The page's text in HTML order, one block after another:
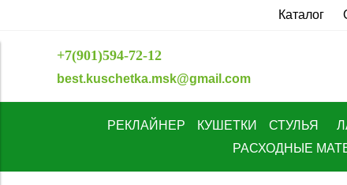
Каталог
+7(901)594-72-12
best.kuschetka.msk@gmail.com
РЕКЛАЙНЕР КУШЕТКИ СТУЛЬЯ
РАСХОДНЫЕ